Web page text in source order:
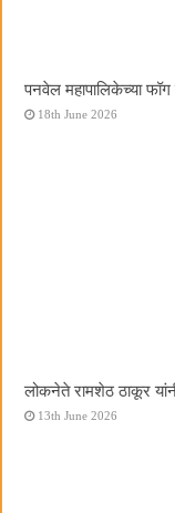
पनवेल महापालिकेच्या
18th June 2026
लोकनेते रामशेठ ठाकूर
13th June 2026